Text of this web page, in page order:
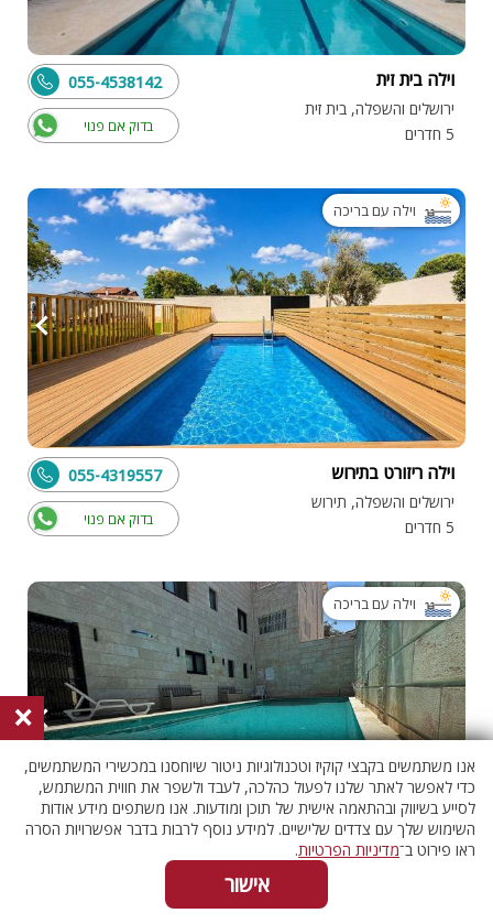
וילה בית זית
ירושלים והשפלה, בית זית
5 חדרים
בדוק אם פנוי
055-4538142
וילה עם בריכה
וילה ריזורט בתירוש
ירושלים והשפלה, תירוש
5 חדרים
בדוק אם פנוי
055-4319557
וילה עם בריכה
וילה רויאל ירושלים
×
אנו משתמשים בקבצי קוקיז וטכנולוגיות ניטור שיוחסנו במכשירי המשתמשים,
כדי לאפשר לאתר שלנו לפעול כהלכה, לעבד ולשפר את חווית המשתמש,
לסייע בשיווק ובהתאמה אישית של תוכן ומודעות. אנו משתפים מידע אודות
השימוש שלך עם צדדים שלישיים. למידע נוסף לרבות בדבר אפשרויות הסרה
ראו פירוט ב־מדיניות הפרטיות.
אישור